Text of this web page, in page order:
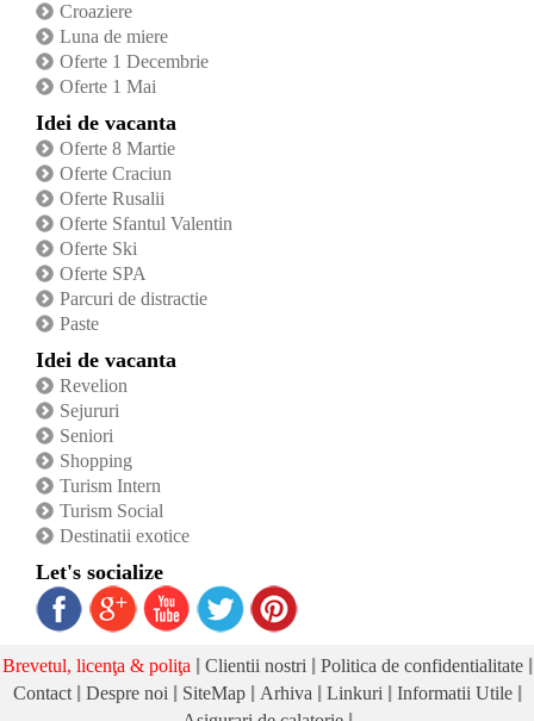
Croaziere
Luna de miere
Oferte 1 Decembrie
Oferte 1 Mai
Idei de vacanta
Oferte 8 Martie
Oferte Craciun
Oferte Rusalii
Oferte Sfantul Valentin
Oferte Ski
Oferte SPA
Parcuri de distractie
Paste
Idei de vacanta
Revelion
Sejururi
Seniori
Shopping
Turism Intern
Turism Social
Destinatii exotice
Let's socialize
Brevetul, licenţa & poliţa | Clientii nostri | Politica de confidentialitate |
Contact | Despre noi | SiteMap | Arhiva | Linkuri | Informatii Utile |